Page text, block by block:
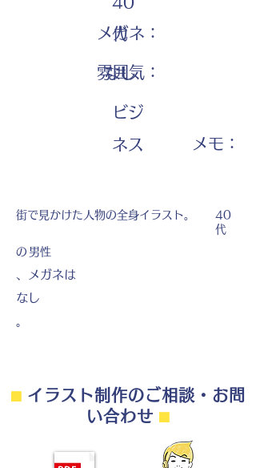
代
メガネ：
なし
雰囲気：
ビジ
ネス
​メモ：
街で見かけた人物の全身イラスト。
40
代
の 男性
、メガネは
なし
。
⬛︎イラスト制作のご相談・お問
い合わせ ⬛︎